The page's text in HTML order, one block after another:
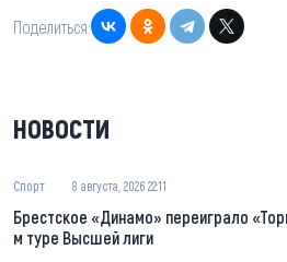
Поделиться:
НОВОСТИ
Спорт 8 августа, 2026 22:11
Брестское «Динамо» переиграло
м туре Высшей лиги